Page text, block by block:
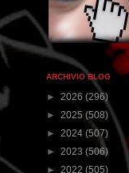
ARCHIVIO BLOG
► 2026 (296)
► 2025 (508)
► 2024 (507)
► 2023 (506)
► 2022 (505)